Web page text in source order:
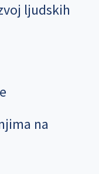
ljudskih
na